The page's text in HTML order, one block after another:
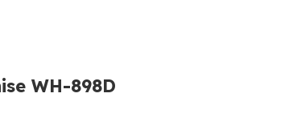
WH-898D